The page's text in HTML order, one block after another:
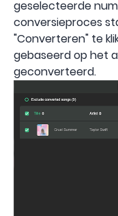
geselecteerde
conversieproces
"Converteren" te
gebaseerd op het
geconverteerd.